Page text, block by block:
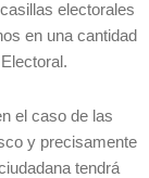
electorales
en una cantidad
el caso de las
y precisamente
tendrá